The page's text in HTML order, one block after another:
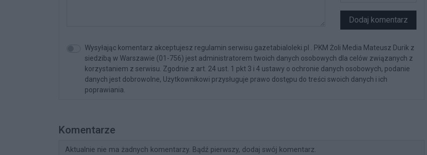
Dodaj komentarz
Wysyłając komentarz akceptujesz regulamin serwisu gazetabialoleki.pl . PKM Żoli Media Mateusz Durik z
siedzibą w Warszawie (01-756) jest administratorem twoich danych osobowych dla celów związanych z
korzystaniem z serwisu. Zgodnie z art. 24 ust. 1 pkt 3 i 4 ustawy o ochronie danych osobowych, podanie
danych jest dobrowolne, Użytkownikowi przysługuje prawo dostępu do treści swoich danych i ich
poprawiania.
Komentarze
Aktualnie nie ma żadnych komentarzy. Bądź pierwszy, dodaj swój komentarz.